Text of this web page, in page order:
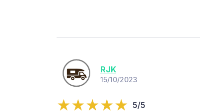
RJK
15/10/2023
5/5